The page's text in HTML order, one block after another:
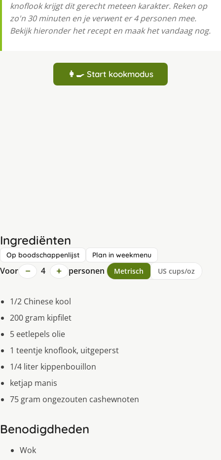
knoflook krijgt dit gerecht meteen karakter. Reken op
zo'n 30 minuten en je verwent er 4 personen mee.
Bekijk hieronder het recept en maak het vandaag nog.
👩‍🍳 Start kookmodus
Ingrediënten
Op boodschappenlijst Plan in weekmenu
Voor − 4 + personen Metrisch US cups/oz
1/2 Chinese kool
200 gram kipfilet
5 eetlepels olie
1 teentje knoflook, uitgeperst
1/4 liter kippenbouillon
ketjap manis
75 gram ongezouten cashewnoten
Benodigdheden
Wok